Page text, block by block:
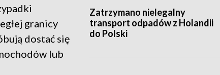
Zatrzymano nielegalny
transport odpadów z Holandii
do Polski
granicy
dostać się
lub